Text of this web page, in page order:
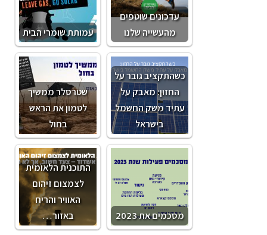
עמותת שומרי הבית
עדכונים שוטפים
מהעשייה שלנו
שטרסלר ממשיך
לטמון את הראש
בחול
כשהתקציב גובר על
החזון: מאבק על
עתיד משק החשמל
בישראל
התוכנית הלאומית
לצמצום זיהום
האוויר והריח
באזור…
מסכמים את 2023